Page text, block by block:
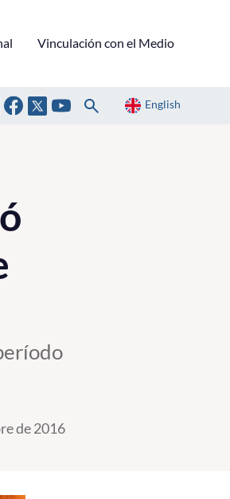
Vinculación con el Medio
English
de 2016